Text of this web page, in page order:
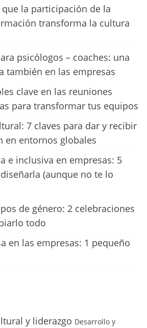
la participación de la
transforma la cultura
psicólogos – coaches: una
también en las empresas
clave en las reuniones
para transformar tus equipos
7 claves para dar y recibir
en entornos globales
e inclusiva en empresas: 5
(aunque no te lo
de género: 2 celebraciones
todo
en las empresas: 1 pequeño
y liderazgo Desarrollo y